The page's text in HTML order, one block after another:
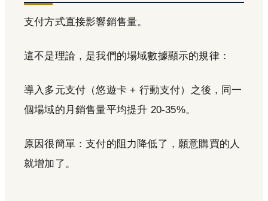
支付方式直接影響銷售量。
這不是理論，是我們的場域數據顯示的規律：
導入多元支付（悠遊卡 + 行動支付）之後，同一
個場域的月銷售量平均提升 20-35%。
原因很簡單：支付的阻力降低了，願意購買的人
就增加了。